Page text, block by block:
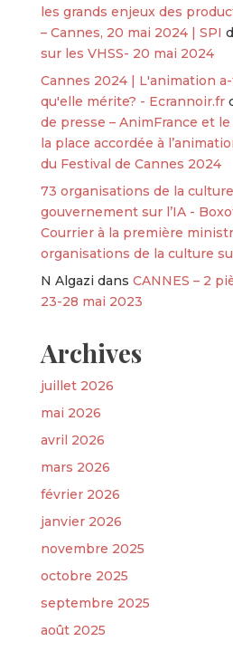
les grands enjeux des
– Cannes, 20 mai 2024 | SPI
sur les VHSS- 20 mai 2024
Cannes 2024 | L'animation
qu'elle mérite? - Ecrannoir.fr
de presse – AnimFrance et
la place accordée à
du Festival de Cannes 2024
73 organisations de la
gouvernement sur l’IA -
Courrier à la première
organisations de la culture
N Algazi dans CANNES – 2
23-28 mai 2023
Archives
juillet 2026
mai 2026
avril 2026
mars 2026
février 2026
janvier 2026
novembre 2025
octobre 2025
septembre 2025
août 2025